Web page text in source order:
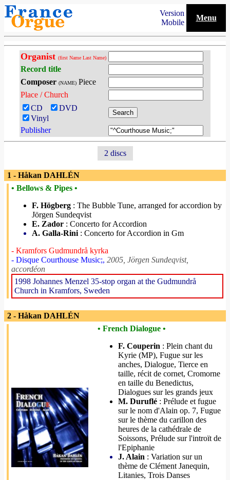
Version
Mobile
Menu
Organist (first Name Last Name)
Record title
Composer (NAME) Piece
Place / Church
CD
DVD
Vinyl
Publisher
2 discs
1 - Håkan DAHLÉN
• Bellows & Pipes •
F. Högberg : The Bubble Tune, arranged for accordion by
Jörgen Sundeqvist
E. Zador : Concerto for Accordion
A. Galla-Rini : Concerto for Accordion in Gm
- Kramfors Gudmundrå kyrka
- Disque Courthouse Music;, 2005, Jörgen Sundeqvist,
accordéon
1998 Johannes Menzel 35-stop organ at the Gudmundrå
Church in Kramfors, Sweden
2 - Håkan DAHLÉN
• French Dialogue •
F. Couperin : Plein chant du
Kyrie (MP), Fugue sur les
anches, Dialogue, Tierce en
taille, récit de cornet, Cromorne
en taille du Benedictus,
Dialogues sur les grands jeux
M. Duruflé : Prélude et fugue
sur le nom d'Alain op. 7, Fugue
sur le thème du carillon des
heures de la cathédrale de
Soissons, Prélude sur l'introït de
l'Epiphanie
J. Alain : Variation sur un
thème de Clément Janequin,
Litanies, Trois Danses